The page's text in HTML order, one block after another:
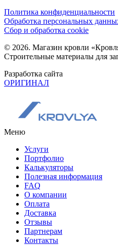
Политика конфиденциальности
Обработка персональных
Сбор и обработка cookie
© 2026. Магазин кровли
Строительные материалы для
Разработка сайта
ОРИГИНАЛ
Меню
Услуги
Портфолио
Калькуляторы
Полезная информация
FAQ
О компании
Оплата
Доставка
Отзывы
Партнерам
Контакты